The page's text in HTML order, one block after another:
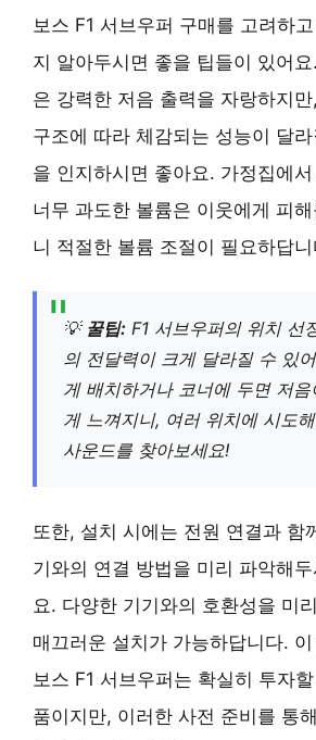
보스 F1 서브우퍼 구매를 고려하
지 알아두시면 좋을 팁들이 있어
은 강력한 저음 출력을 자랑하지
구조에 따라 체감되는 성능이 달
을 인지하시면 좋아요. 가정집에
너무 과도한 볼륨은 이웃에게 피
니 적절한 볼륨 조절이 필요하답니
💡 꿀팁: F1 서브우퍼의 위치 선
의 전달력이 크게 달라질 수 있
게 배치하거나 코너에 두면 저
게 느껴지니, 여러 위치에 시도
사운드를 찾아보세요!
또한, 설치 시에는 전원 연결과 함
기와의 연결 방법을 미리 파악해
요. 다양한 기기와의 호환성을 미
매끄러운 설치가 가능하답니다.
보스 F1 서브우퍼는 확실히 투자
품이지만, 이러한 사전 준비를 통